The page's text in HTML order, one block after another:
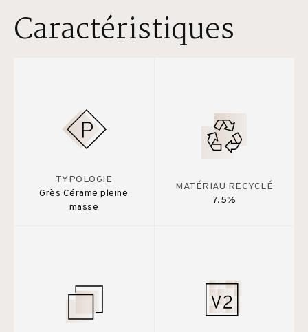
Caractéristiques
TYPOLOGIE
Grès Cérame pleine
masse
MATÉRIAU RECYCLÉ
7.5%